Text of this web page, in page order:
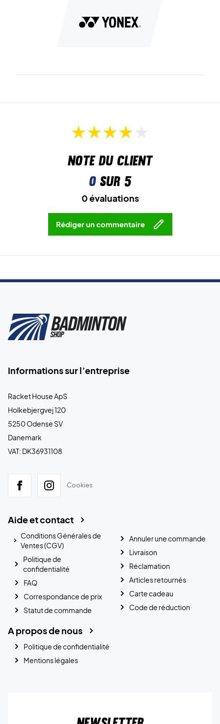
Note du client
0sur 5
0 évaluations
Rédiger un commentaire
Informations sur l’entreprise
Racket House ApS
Holkebjergvej 120
5250 Odense SV
Danemark
VAT: DK36931108
Cookies
Aide et contact
Conditions Générales de
Ventes (CGV)
Politique de
confidentialité
FAQ
Correspondance de prix
Statut de commande
Annuler une commande
Livraison
Réclamation
Articles retournés
Carte cadeau
Code de réduction
A propos de nous
Politique de confidentialité
Mentions légales